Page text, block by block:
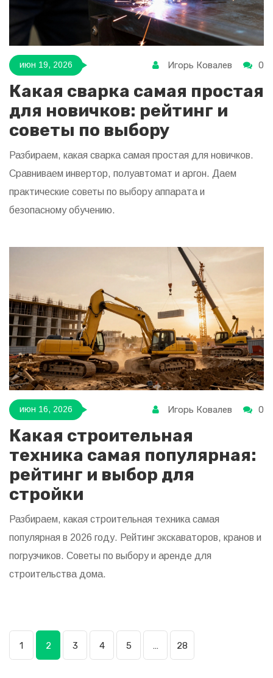
июн 19, 2026 Игорь Ковалев 0
Какая сварка самая простая
для новичков: рейтинг и
советы по выбору
Разбираем, какая сварка самая простая для новичков.
Сравниваем инвертор, полуавтомат и аргон. Даем
практические советы по выбору аппарата и
безопасному обучению.
июн 16, 2026 Игорь Ковалев 0
Какая строительная
техника самая популярная:
рейтинг и выбор для
стройки
Разбираем, какая строительная техника самая
популярная в 2026 году. Рейтинг экскаваторов, кранов и
погрузчиков. Советы по выбору и аренде для
строительства дома.
1 2 3 4 5 … 28